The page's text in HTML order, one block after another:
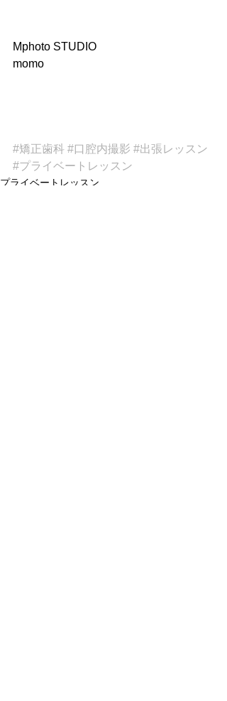
Mphoto STUDIO
momo
#矯正歯科 #口腔内撮影 #出張レッスン
#プライベートレッスン
プライベートレッスン